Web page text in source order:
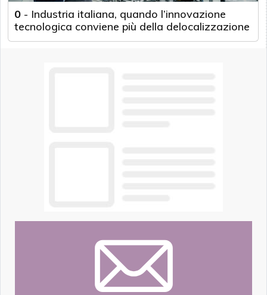
0 - Industria italiana, quando l’innovazione
tecnologica conviene più della delocalizzazione